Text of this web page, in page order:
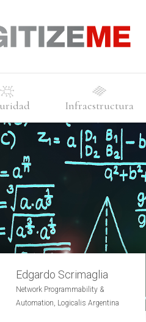
Infraestructura
Edgardo Scrimaglia
Network Programmability &
Automation, Logicalis Argentina